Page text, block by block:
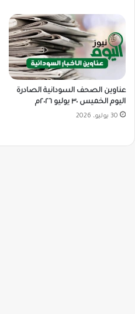
عناوين الصحف السودانية الصادرة
اليوم الخميس ٣٠ يوليو ٢٠٢٦م
30 يوليو، 2026